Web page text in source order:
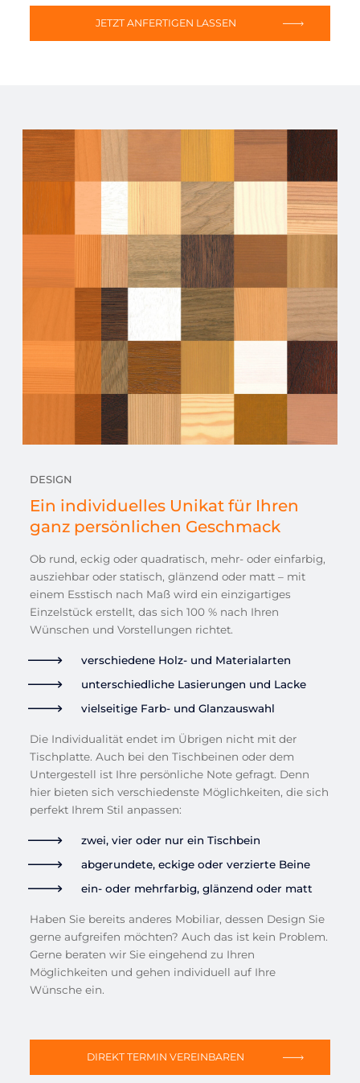
JETZT ANFERTIGEN LASSEN
DESIGN
Ein individuelles Unikat für Ihren
ganz persönlichen Geschmack
Ob rund, eckig oder quadratisch, mehr- oder einfarbig,
ausziehbar oder statisch, glänzend oder matt – mit
einem Esstisch nach Maß wird ein einzigartiges
Einzelstück erstellt, das sich 100 % nach Ihren
Wünschen und Vorstellungen richtet.
verschiedene Holz- und Materialarten
unterschiedliche Lasierungen und Lacke
vielseitige Farb- und Glanzauswahl
Die Individualität endet im Übrigen nicht mit der
Tischplatte. Auch bei den Tischbeinen oder dem
Untergestell ist Ihre persönliche Note gefragt. Denn
hier bieten sich verschiedenste Möglichkeiten, die sich
perfekt Ihrem Stil anpassen:
zwei, vier oder nur ein Tischbein
abgerundete, eckige oder verzierte Beine
ein- oder mehrfarbig, glänzend oder matt
Haben Sie bereits anderes Mobiliar, dessen Design Sie
gerne aufgreifen möchten? Auch das ist kein Problem.
Gerne beraten wir Sie eingehend zu Ihren
Möglichkeiten und gehen individuell auf Ihre
Wünsche ein.
DIREKT TERMIN VEREINBAREN